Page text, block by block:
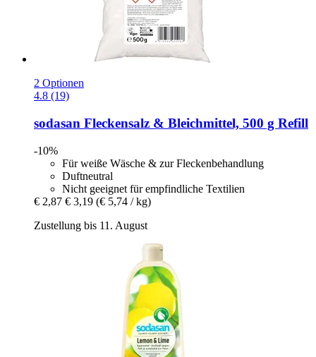
2 Optionen
4.8 (19)
sodasan Fleckensalz & Bleichmittel, 500 g Refill
-10%
Für weiße Wäsche & zur Fleckenbehandlung
Duftneutral
Nicht geeignet für empfindliche Textilien
€ 2,87 € 3,19 (€ 5,74 / kg)
Zustellung bis 11. August